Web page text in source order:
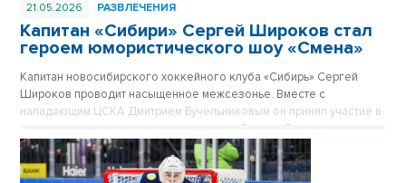
21.05.2026 РАЗВЛЕЧЕНИЯ
Капитан «Сибири» Сергей Широков стал
героем юмористического шоу «Смена»
Капитан новосибирского хоккейного клуба «Сибирь» Сергей
Широков проводит насыщенное межсезонье. Вместе с
нападающим ЦСКА Дмитрием Бучельниковым он принял участие в
новом выпуске юмористического шоу «Смена». В компании
популярных комиков Евгения Чебаткова и Алексея Стаховича
хоккеист примерил на себя роль актера, обсудил завершение